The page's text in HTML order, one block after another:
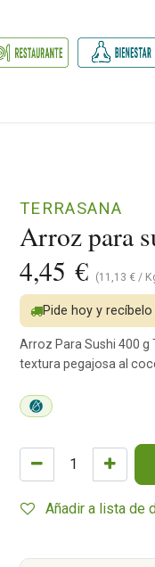
Arroz para
TERRASANA
4,45 € (11,13 € /
Añadir a lista de
Pide hoy y
Arroz Para Sushi 400
textura pegajosa al